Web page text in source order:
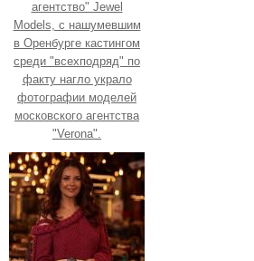
агентство" Jewel
Models, с нашумевшим
в Оренбурге кастингом
среди "всехподряд" по
факту нагло украло
фотографии моделей
московского агентства
"Verona".